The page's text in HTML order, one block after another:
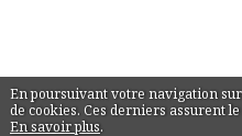
En poursuivant votre navigation
de cookies. Ces derniers assurent
En savoir plus.